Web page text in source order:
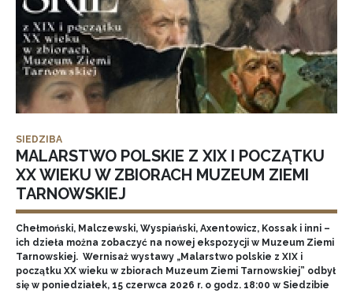
SIEDZIBA
MALARSTWO POLSKIE Z XIX I POCZĄTKU
XX WIEKU W ZBIORACH MUZEUM ZIEMI
TARNOWSKIEJ
Chełmoński, Malczewski, Wyspiański, Axentowicz, Kossak i inni –
ich dzieła można zobaczyć na nowej ekspozycji w Muzeum Ziemi
Tarnowskiej. Wernisaż wystawy „Malarstwo polskie z XIX i
początku XX wieku w zbiorach Muzeum Ziemi Tarnowskiej” odbył
się w poniedziałek, 15 czerwca 2026 r. o godz. 18:00 w Siedzibie